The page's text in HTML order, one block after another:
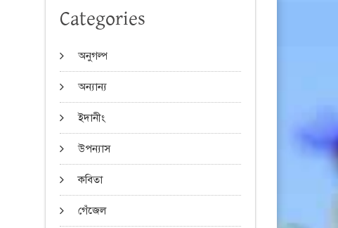
Categories
অনুগল্প
অন্যান্য
ইদানীং
উপন্যাস
কবিতা
গেঁজেল